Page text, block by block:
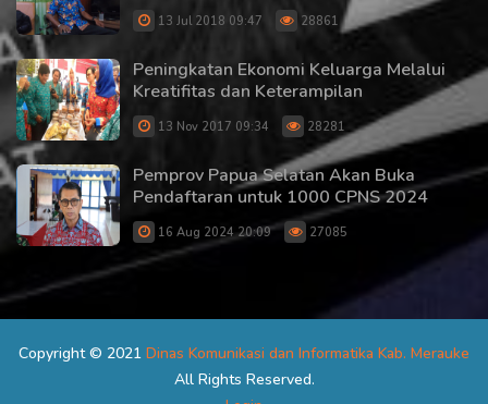
13 Jul 2018 09:47 28861
Peningkatan Ekonomi Keluarga Melalui
Kreatifitas dan Keterampilan
13 Nov 2017 09:34 28281
Pemprov Papua Selatan Akan Buka
Pendaftaran untuk 1000 CPNS 2024
16 Aug 2024 20:09 27085
Copyright © 2021 Dinas Komunikasi dan Informatika Kab. Merauke
All Rights Reserved.